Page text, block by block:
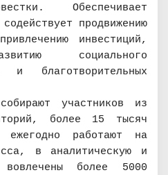
Обеспечивает
продвижению
инвестиций,
социального
и благотворительных
участников из
более 15 тысяч
ежегодно работают на
в аналитическую и
вовлечены более 5000